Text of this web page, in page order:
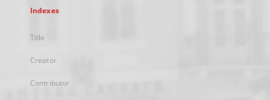
Indexes
Title
Creator
Contributor